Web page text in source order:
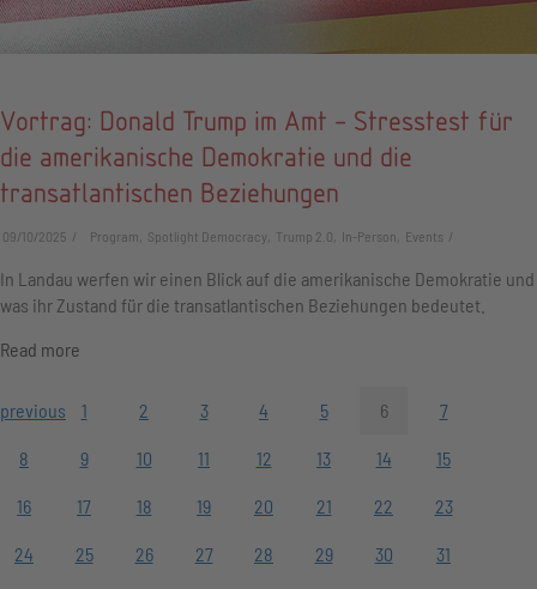
Vortrag: Donald Trump im Amt - Stresstest für
die amerikanische Demokratie und die
transatlantischen Beziehungen
09/10/2025 Program, Spotlight Democracy, Trump 2.0, In-Person, Events
In Landau werfen wir einen Blick auf die amerikanische Demokratie und
was ihr Zustand für die transatlantischen Beziehungen bedeutet.
Read more
previous 1 2 3 4 5 6 7
8 9 10 11 12 13 14 15
16 17 18 19 20 21 22 23
24 25 26 27 28 29 30 31